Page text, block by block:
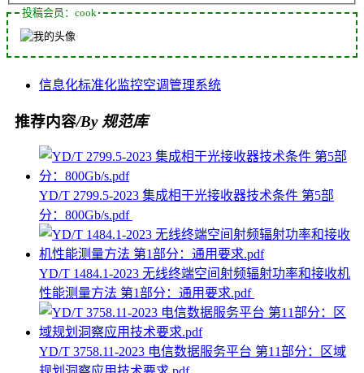
投稿会员：cook
信息化标准化监控空调 管理系统
推荐内容/By 规范库
YD/T 2799.5-2023 集成相干光接收器技术条件 第5部
分：800Gb/s.pdf
YD/T 1484.1-2023 无线终端空间射频辐射功率和接收机
性能测量方法 第1部分：通用要求.pdf
YD/T 3758.11-2023 电信数据服务平台 第11部分：区域